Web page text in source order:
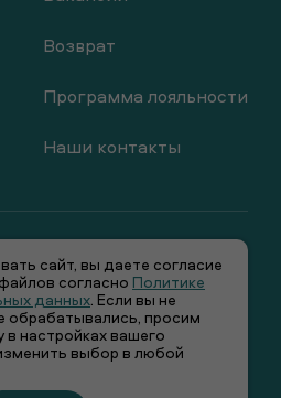
Возврат
Программа лояльности
Наши контакты
сайт, вы даете согласие
согласно Политике
данных. Если вы не
обрабатывались, просим
настройках вашего
выбор в любой